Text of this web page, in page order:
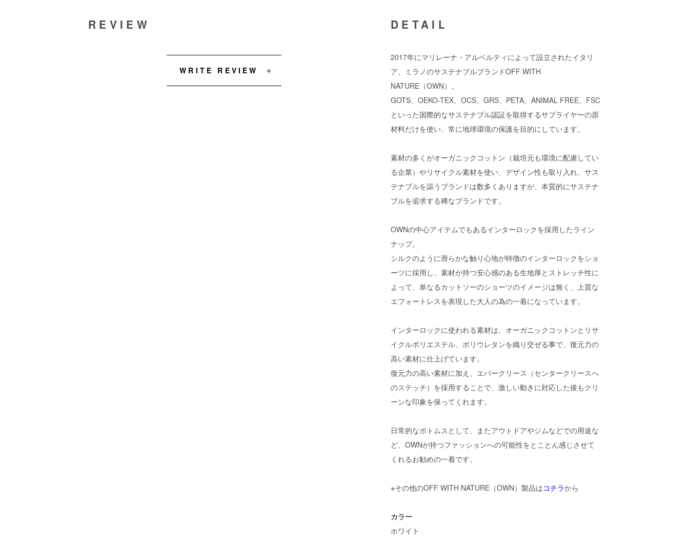
DETAIL
2017年にマリレーナ・アルベルティによって設立されたイタリ
ア、ミラノのサステナブルブランドOFF WITH
NATURE（OWN）。
GOTS、OEKO-TEX、OCS、GRS、PETA、ANIMAL FREE、FSC
といった国際的なサステナブル認証を取得するサプライヤーの原
材料だけを使い、常に地球環境の保護を目的にしています。
素材の多くがオーガニックコットン（栽培元も環境に配慮してい
る企業）やリサイクル素材を使い、デザイン性も取り入れ、サス
テナブルを謳うブランドは数多くありますが、本質的にサステナ
ブルを追求する稀なブランドです。
OWNの中心アイテムでもあるインターロックを採用したライン
ナップ。
シルクのように滑らかな触り心地が特徴のインターロックをショ
ーツに採用し、素材が持つ安心感のある生地厚とストレッチ性に
よって、単なるカットソーのショーツのイメージは無く、上質な
エフォートレスを表現した大人の為の一着になっています。
インターロックに使われる素材は、オーガニックコットンとリサ
イクルポリエステル、ポリウレタンを織り交ぜる事で、復元力の
高い素材に仕上げています。
復元力の高い素材に加え、エバークリース（センタークリースへ
のステッチ）を採用することで、激しい動きに対応した後もクリ
ーンな印象を保ってくれます。
日常的なボトムスとして、またアウトドアやジムなどでの用途な
ど、OWNが持つファッションへの可能性をとことん感じさせて
くれるお勧めの一着です。
※その他のOFF WITH NATURE（OWN）製品はコチラから
カラー
ホワイト
REVIEW
WRITE REVIEW